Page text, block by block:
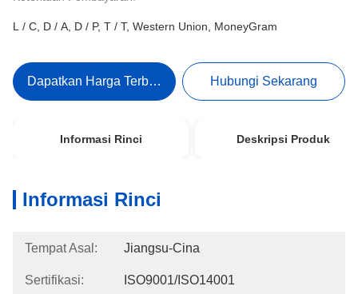
L / C, D / A, D / P, T / T, Western Union, MoneyGram
Dapatkan Harga Terbaik Hubungi Sekarang
Informasi Rinci Deskripsi Produk
Informasi Rinci
Tempat Asal: Jiangsu-Cina
Sertifikasi: ISO9001/ISO14001